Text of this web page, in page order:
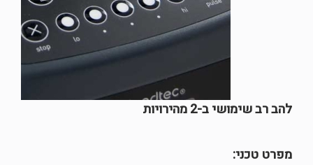
להב רב שימושי ב-2 מהירויות
מפרט טכני: